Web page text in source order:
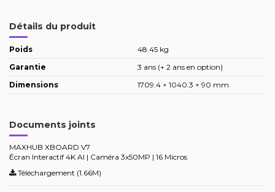
Détails du produit
Poids
48.45 kg
Garantie
3 ans (+ 2 ans en option)
Dimensions
1709.4 × 1040.3 × 90 mm
Documents joints
MAXHUB XBOARD V7
Écran Interactif 4K AI | Caméra 3x50MP | 16 Micros
Téléchargement (1.66M)